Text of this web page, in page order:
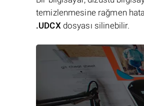
temizlenmesine rağmen
.UDCXdosyası silinebilir.